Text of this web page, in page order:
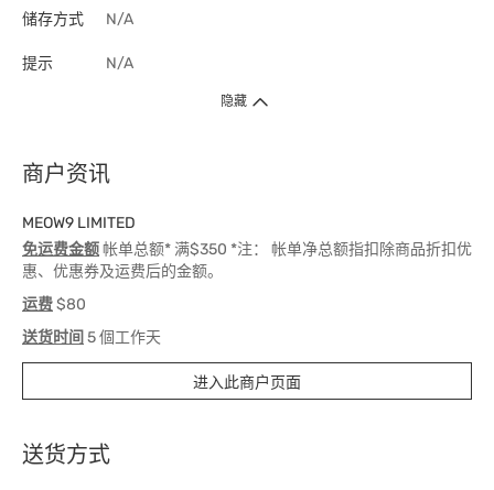
储存方式 N/A
提示 N/A
隐藏
商户资讯
MEOW9 LIMITED
免运费金额帐单总额* 满$350 *注： 帐单净总额指扣除商品折扣优
惠、优惠券及运费后的金额。
运费$80
送货时间 5 個工作天
进入此商户页面
送货方式